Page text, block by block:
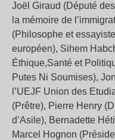
Joël Giraud (Député
la mémoire de
(Philosophe et
européen), Sihem
Éthique,Santé et
Putes Ni Soumises),
l’UEJF Union des
(Prêtre), Pierre Henry
d’Asile), Bernadette
Marcel Hognon